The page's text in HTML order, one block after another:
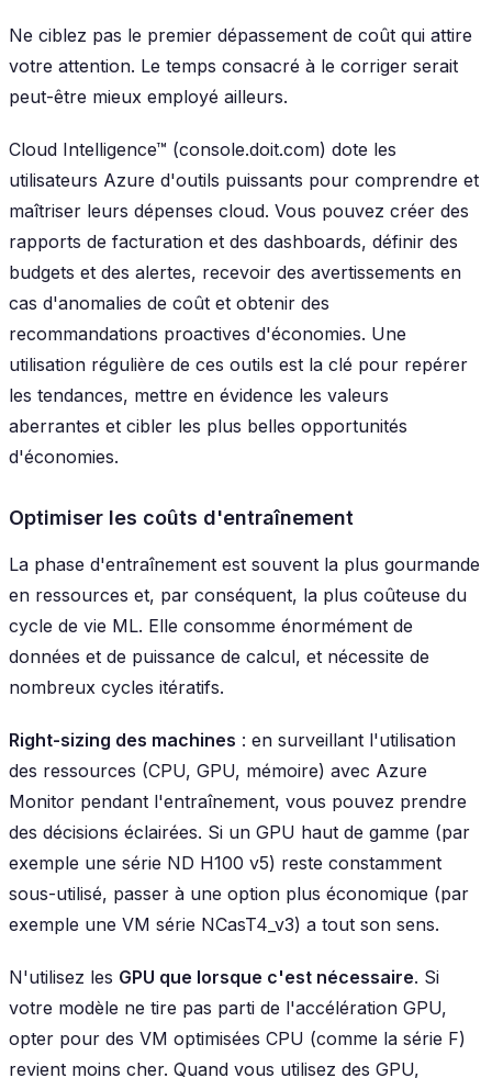
Ne ciblez pas le premier dépassement de coût qui attire
votre attention. Le temps consacré à le corriger serait
peut-être mieux employé ailleurs.
Cloud Intelligence™ (console.doit.com) dote les
utilisateurs Azure d'outils puissants pour comprendre et
maîtriser leurs dépenses cloud. Vous pouvez créer des
rapports de facturation et des dashboards, définir des
budgets et des alertes, recevoir des avertissements en
cas d'anomalies de coût et obtenir des
recommandations proactives d'économies. Une
utilisation régulière de ces outils est la clé pour repérer
les tendances, mettre en évidence les valeurs
aberrantes et cibler les plus belles opportunités
d'économies.
Optimiser les coûts d'entraînement
La phase d'entraînement est souvent la plus gourmande
en ressources et, par conséquent, la plus coûteuse du
cycle de vie ML. Elle consomme énormément de
données et de puissance de calcul, et nécessite de
nombreux cycles itératifs.
Right-sizing des machines : en surveillant l'utilisation
des ressources (CPU, GPU, mémoire) avec Azure
Monitor pendant l'entraînement, vous pouvez prendre
des décisions éclairées. Si un GPU haut de gamme (par
exemple une série ND H100 v5) reste constamment
sous-utilisé, passer à une option plus économique (par
exemple une VM série NCasT4_v3) a tout son sens.
N'utilisez les GPU que lorsque c'est nécessaire. Si
votre modèle ne tire pas parti de l'accélération GPU,
opter pour des VM optimisées CPU (comme la série F)
revient moins cher. Quand vous utilisez des GPU,